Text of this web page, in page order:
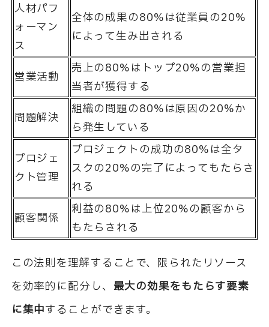
人材パフ
ォーマン
ス
全体の成果の80%は従業員の20%
によって生み出される
営業活動
売上の80%はトップ20%の営業担
当者が獲得する
問題解決
組織の問題の80%は原因の20%か
ら発生している
プロジェ
クト管理
プロジェクトの成功の80%は全タ
スクの20%の完了によってもたらさ
れる
顧客関係
利益の80%は上位20%の顧客から
もたらされる
この法則を理解することで、限られたリソース
を効率的に配分し、 最大の効果をもたらす要素
に集中することができます。